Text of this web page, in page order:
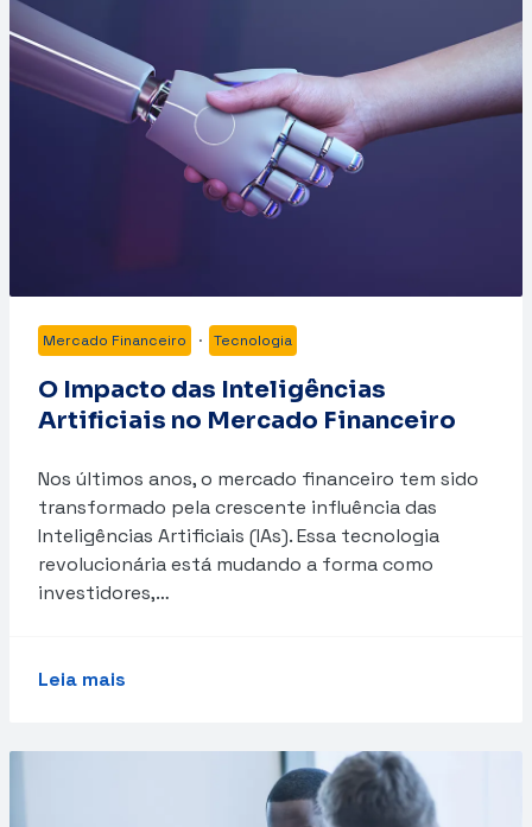
Mercado Financeiro · Tecnologia
O Impacto das Inteligências
Artificiais no Mercado Financeiro
Nos últimos anos, o mercado financeiro tem sido
transformado pela crescente influência das
Inteligências Artificiais (IAs). Essa tecnologia
revolucionária está mudando a forma como
investidores,…
Leia mais